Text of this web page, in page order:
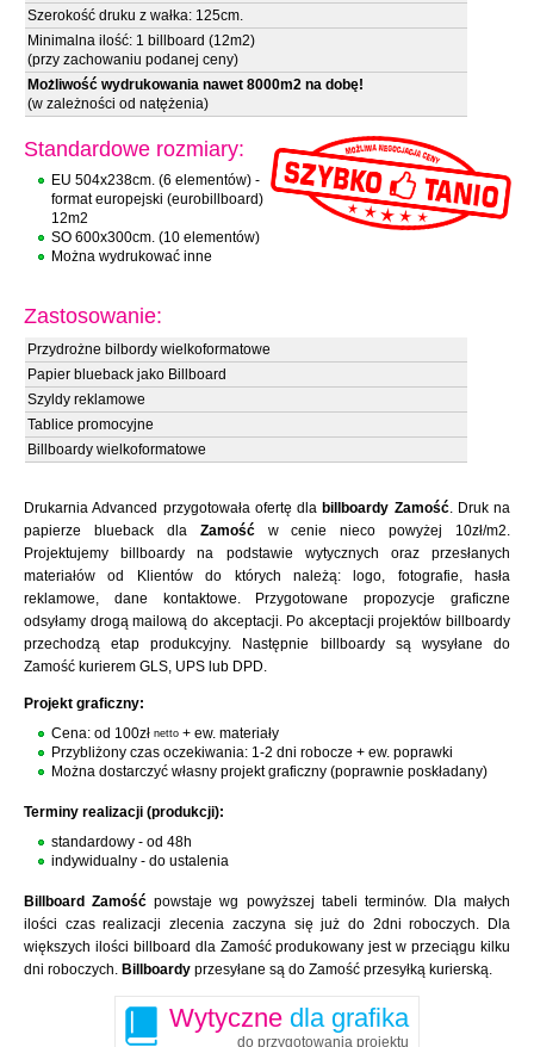
Szerokość druku z wałka: 125cm.
Minimalna ilość: 1 billboard (12m2)
(przy zachowaniu podanej ceny)
Możliwość wydrukowania nawet 8000m2 na dobę!
(w zależności od natężenia)
Standardowe rozmiary:
EU 504x238cm. (6 elementów) -
format europejski (eurobillboard)
12m2
SO 600x300cm. (10 elementów)
Można wydrukować inne
Zastosowanie:
Przydrożne bilbordy wielkoformatowe
Papier blueback jako Billboard
Szyldy reklamowe
Tablice promocyjne
Billboardy wielkoformatowe
Drukarnia Advanced przygotowała ofertę dla billboardy Zamość. Druk na
papierze blueback dla Zamośćw cenie nieco powyżej 10zł/m2.
Projektujemy billboardy na podstawie wytycznych oraz przesłanych
materiałów od Klientów do których należą: logo, fotografie, hasła
reklamowe, dane kontaktowe. Przygotowane propozycje graficzne
odsyłamy drogą mailową do akceptacji. Po akceptacji projektów billboardy
przechodzą etap produkcyjny. Następnie billboardy są wysyłane do
Zamość kurierem GLS, UPS lub DPD.
Projekt graficzny:
Cena: od 100zł netto + ew. materiały
Przybliżony czas oczekiwania: 1-2 dni robocze + ew. poprawki
Można dostarczyć własny projekt graficzny (poprawnie poskładany)
Terminy realizacji (produkcji):
standardowy - od 48h
indywidualny - do ustalenia
Billboard Zamość powstaje wg powyższej tabeli terminów. Dla małych
ilości czas realizacji zlecenia zaczyna się już do 2dni roboczych. Dla
większych ilości billboard dla Zamość produkowany jest w przeciągu kilku
dni roboczych. Billboardy przesyłane są do Zamość przesyłką kurierską.
Wytyczne dla grafika
do przygotowania projektu